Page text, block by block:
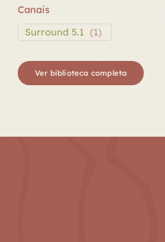
Canais
Surround 5.1 (1)
Ver biblioteca completa